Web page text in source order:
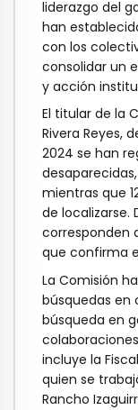
liderazgo del
han
con los
consolidar un
y acción
El titular de la
Rivera Reyes,
2024 se han
mientras que
de localizarse.
corresponden
que confirma
La Comisión
búsquedas en
búsqueda en
incluye la
quien se
Rancho